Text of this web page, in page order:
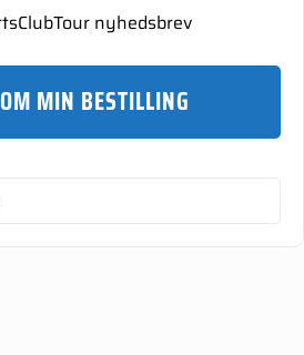
nyhedsbrev
MIN BESTILLING